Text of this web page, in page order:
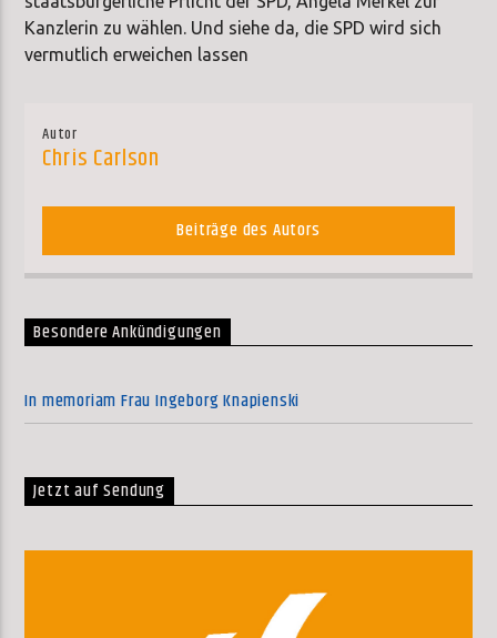
Kanzlerin zu wählen. Und siehe da, die SPD wird sich
vermutlich erweichen lassen
Autor
Chris Carlson
Beiträge des Autors
Besondere Ankündigungen
In memoriam Frau Ingeborg Knapienski
Jetzt auf Sendung